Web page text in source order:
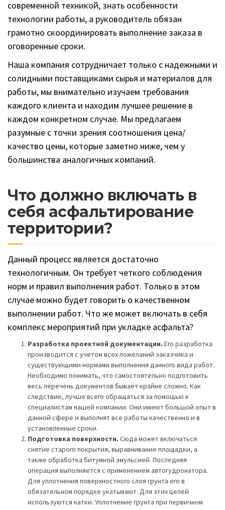
оговоренные сроки.
Наша компания сотрудничает только с надежными и
солидными поставщиками сырья и материалов для
работы, мы внимательно изучаем требования
каждого клиента и находим лучшее решение в
каждом конкретном случае. Мы предлагаем
разумные с точки зрения соотношения цена/
качество цены, которые заметно ниже, чем у
большинства аналогичных компаний.
Что должно включать в
территории?
Данный процесс является достаточно
технологичным. Он требует четкого соблюдения
норм и правил выполнения работ. Только в этом
случае можно будет говорить о качественном
выполнении работ. Что же может включать в себя
комплекс мероприятий при укладке асфальта?
Разработка проектной документации.Его разработка
производится с учетом всех пожеланий заказчика и
существующими нормами выполнения данного вида работ.
весь перечень документов бывает крайне сложно. Как
следствие, лучше всего обращаться за помощью к
специалистам нашей компании. Они имеют большой опыт в
данной сфере и выполнят все работы качественно и в
установленные сроки.
Подготовка поверхности.Сюда может включаться
снятие старого покрытия, выравнивание площадки, а
также обработка битумной эмульсией. Последняя
операция выполняется с применением автогудронатора.
Для уплотнения поверхностного слоя грунта его в
обязательном порядке укатывают. Для этих целей
используются катки. Уплотнение грунта при первичном
асфальтировании территории необходимо выполнять в
обязательном порядке. Это предотвратит быстрое
разрушение покрытия, а также обеспечит большую
ремонтопригодность конструкции в будущем.